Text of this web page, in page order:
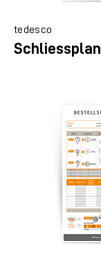
tedesco
Schliessplan